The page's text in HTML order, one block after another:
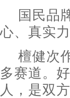
国民品
心、真实
檀健次
多赛道。
人，是双